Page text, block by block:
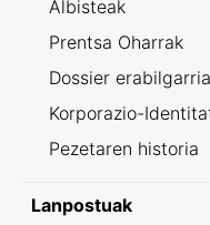
Albisteak
Prentsa Oharrak
Dossier
Korporazio-
Pezetaren historia
Lanpostuak